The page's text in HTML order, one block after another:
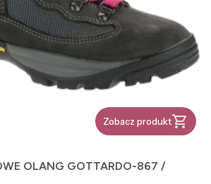
Zobacz produkt
OLANG GOTTARDO-867 /